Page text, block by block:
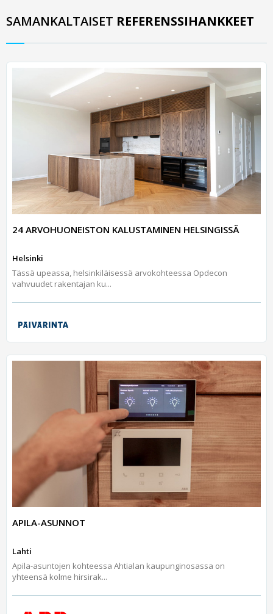
SAMANKALTAISET REFERENSSIHANKKEET
24 ARVOHUONEISTON KALUSTAMINEN HELSINGISSÄ
Helsinki
Tässä upeassa, helsinkiläisessä arvokohteessa Opdecon
vahvuudet rakentajan ku...
APILA-ASUNNOT
Lahti
Apila-asuntojen kohteessa Ahtialan kaupunginosassa on
yhteensä kolme hirsirak...